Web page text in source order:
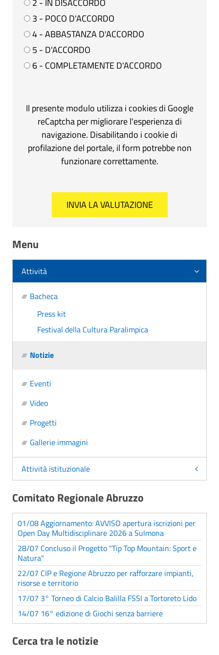
3 - POCO D'ACCORDO
4 - ABBASTANZA D'ACCORDO
5 - D'ACCORDO
6 - COMPLETAMENTE D'ACCORDO
Il presente modulo utilizza i cookies di Google
reCaptcha per migliorare l'esperienza di
navigazione. Disabilitando i cookie di
profilazione del portale, il form potrebbe non
funzionare correttamente.
Menu
Attività
Bacheca
Press kit
Festival della Cultura Paralimpica
Notizie
Eventi
Video
Progetti
Gallerie immagini
Attività istituzionale
Comitato Regionale Abruzzo
01/08 Aggiornamento: AVVISO apertura iscrizioni per
Open Day Multidisciplinare 2026 a Sulmona
28/07 Concluso il Progetto "Tip Top Mountain: Sport e
Natura"
22/07 CIP e Regione Abruzzo per rafforzare impianti,
risorse e territorio
17/07 3° Torneo di Calcio Balilla FSSI a Tortoreto Lido
14/07 16° edizione di Giochi senza barriere
Cerca tra le notizie